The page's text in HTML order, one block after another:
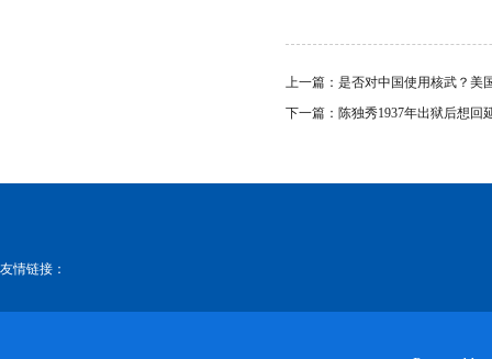
上一篇： 是否对中国使用核武？美
下一篇： 陈独秀1937年出狱后想回
友情链接：